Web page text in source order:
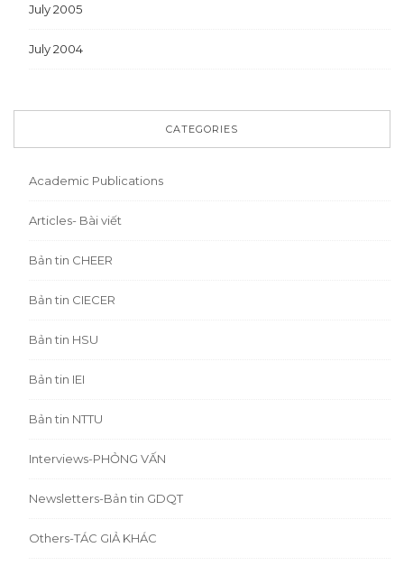
July 2005
July 2004
CATEGORIES
Academic Publications
Articles- Bài viết
Bản tin CHEER
Bản tin CIECER
Bản tin HSU
Bản tin IEI
Bản tin NTTU
Interviews-PHỎNG VẤN
Newsletters-Bản tin GDQT
Others-TÁC GIẢ KHÁC